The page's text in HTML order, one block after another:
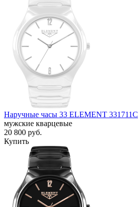
Наручные часы 33 ELEMENT 331711C
мужские кварцевые
20 800 руб.
Купить